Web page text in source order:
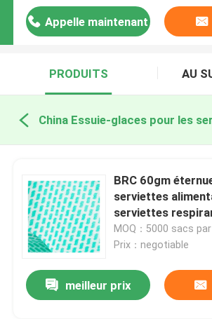
Appelle maintenant
PRODUITS AU
BRC 60gm
serviettes
serviettes
MOQ：5000 sacs
Prix：negotiable
meilleur prix